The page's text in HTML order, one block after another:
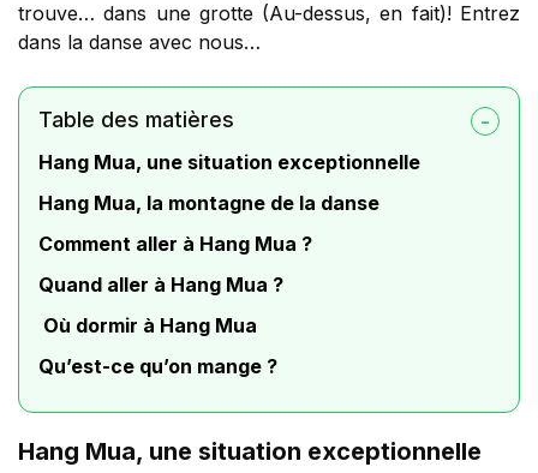
trouve… dans une grotte (Au-dessus, en fait)! Entrez
dans la danse avec nous…
Table des matières
Hang Mua, une situation exceptionnelle
Hang Mua, la montagne de la danse
Comment aller à Hang Mua ?
Quand aller à Hang Mua ?
Où dormir à Hang Mua
Qu’est-ce qu’on mange ?
Hang Mua, une situation exceptionnelle